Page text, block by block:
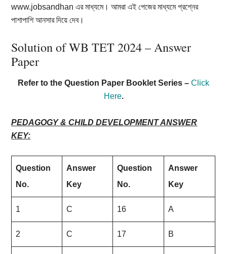
www.jobsandhan এর মাধ্যমে। আমরা এই পেজের মাধ্যমে প্রশ্নের
পাশাপাশি আনসার দিয়ে দেব।
Solution of WB TET 2024 – Answer
Paper
Refer to the Question Paper Booklet Series – Click
Here.
PEDAGOGY & CHILD DEVELOPMENT ANSWER
KEY:
Question
No.
Answer
Key
Question
No.
Answer
Key
1 C 16 A
2 C 17 B